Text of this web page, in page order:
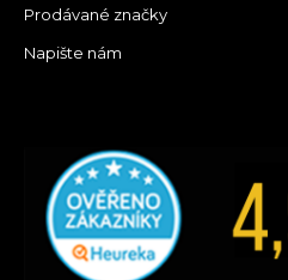
Prodávané značky
Napište nám